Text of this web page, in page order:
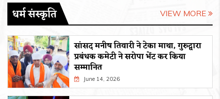
धर्म संस्कृति VIEW MORE
सांसद मनीष तिवारी ने टेका माथा, गुरुद्वारा
प्रबंधक कमेटी ने सरोपा भेंट कर किया
सम्मानित
June 14, 2026